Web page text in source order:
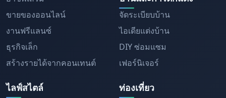
ขายของออนไลน์
งานฟรีแลนซ์
ธุรกิจเล็ก
สร้างรายได้จากคอนเทนต์
จัดระเบียบบ้าน
ไอเดียแต่งบ้าน
DIY ซ่อมแซม
เฟอร์นิเจอร์
ไลฟ์สไตล์ ท่องเที่ยว